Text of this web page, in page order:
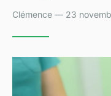
Clémence — 23